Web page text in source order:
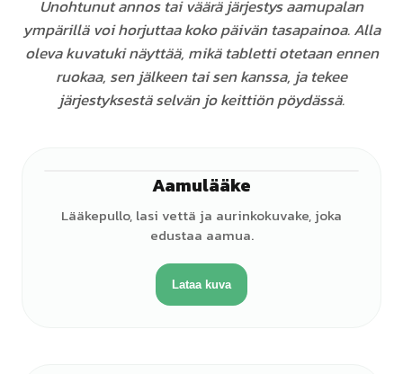
Unohtunut annos tai väärä järjestys aamupalan
ympärillä voi horjuttaa koko päivän tasapainoa. Alla
oleva kuvatuki näyttää, mikä tabletti otetaan ennen
ruokaa, sen jälkeen tai sen kanssa, ja tekee
järjestyksestä selvän jo keittiön pöydässä.
Aamulääke
Lääkepullo, lasi vettä ja aurinkokuvake, joka
edustaa aamua.
Lataa kuva